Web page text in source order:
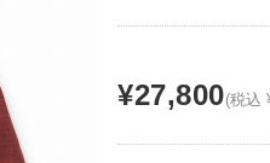
¥27,800(税込